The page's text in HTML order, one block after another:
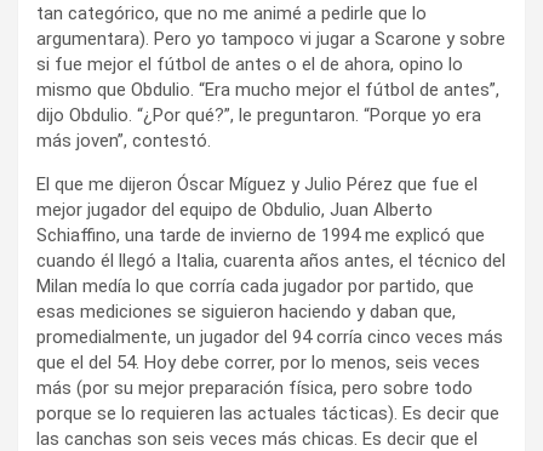
tan categórico, que no me animé a pedirle que lo
argumentara). Pero yo tampoco vi jugar a Scarone y sobre
si fue mejor el fútbol de antes o el de ahora, opino lo
mismo que Obdulio. “Era mucho mejor el fútbol de antes”,
dijo Obdulio. “¿Por qué?”, le preguntaron. “Porque yo era
más joven”, contestó.
El que me dijeron Óscar Míguez y Julio Pérez que fue el
mejor jugador del equipo de Obdulio, Juan Alberto
Schiaffino, una tarde de invierno de 1994 me explicó que
cuando él llegó a Italia, cuarenta años antes, el técnico del
Milan medía lo que corría cada jugador por partido, que
esas mediciones se siguieron haciendo y daban que,
promedialmente, un jugador del 94 corría cinco veces más
que el del 54. Hoy debe correr, por lo menos, seis veces
más (por su mejor preparación física, pero sobre todo
porque se lo requieren las actuales tácticas). Es decir que
las canchas son seis veces más chicas. Es decir que el